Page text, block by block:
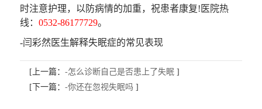
时注意护理，以防病情的加重，祝患者康复!医院热
线：0532-86177729。
-闫彩然医生解释失眠症的常见表现
[上一篇： -怎么诊断自己是否患上了失眠]
[下一篇： -你还在忽视失眠吗 ]